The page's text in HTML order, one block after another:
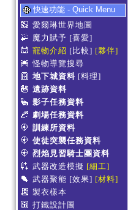
快速功能 - Quick Menu
愛爾琳世界地圖
魔力賦予 [喜愛]
寵物介紹 [比較] [夥伴]
怪物導覽搜尋
地下城資料 [料理]
遺跡資料
影子任務資料
劇場任務資料
訓練所資料
使徒突襲任務資料
烈焰見習騎士團資料
武器改造模擬 [細工]
武器聚能 [效果] [材料]
製衣樣本
打鐵設計圖